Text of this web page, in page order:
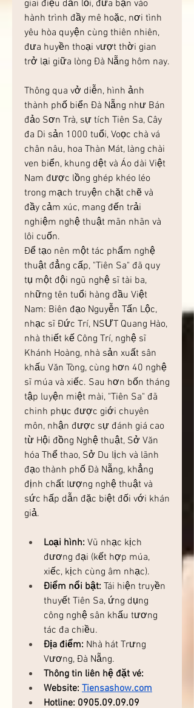
giai điệu dẫn lối, đưa bạn vào
hành trình đầy mê hoặc, nơi tình
yêu hòa quyện cùng thiên nhiên,
đưa huyền thoại vượt thời gian
trở lại giữa lòng Đà Nẵng hôm nay.
Thông qua vở diễn, hình ảnh
thành phố biển Đà Nẵng như Bán
đảo Sơn Trà, sự tích Tiên Sa, Cây
đa Di sản 1000 tuổi, Voọc chà vá
chân nâu, hoa Thàn Mát, làng chài
ven biển, khung dệt và Áo dài Việt
Nam được lồng ghép khéo léo
trong mạch truyện chặt chẽ và
đầy cảm xúc, mang đến trải
nghiệm nghệ thuật mãn nhãn và
lôi cuốn.
Để tạo nên một tác phẩm nghệ
thuật đẳng cấp, "Tiên Sa" đã quy
tụ một đội ngũ nghệ sĩ tài ba,
những tên tuổi hàng đầu Việt
Nam: Biên đạo Nguyễn Tấn Lộc,
nhạc sĩ Đức Trí, NSƯT Quang Hào,
nhà thiết kế Công Trí, nghệ sĩ
Khánh Hoàng, nhà sản xuất sân
khấu Văn Tòng, cùng hơn 40 nghệ
sĩ múa và xiếc. Sau hơn bốn tháng
tập luyện miệt mài, "Tiên Sa" đã
chinh phục được giới chuyên
môn, nhận được sự đánh giá cao
từ Hội đồng Nghệ thuật, Sở Văn
hóa Thể thao, Sở Du lịch và lãnh
đạo thành phố Đà Nẵng, khẳng
định chất lượng nghệ thuật và
sức hấp dẫn đặc biệt đối với khán
giả.
Loại hình: Vũ nhạc kịch
đương đại (kết hợp múa,
xiếc, kịch cùng âm nhạc).
Điểm nổi bật: Tái hiện truyền
thuyết Tiên Sa, ứng dụng
công nghệ sân khấu tương
tác đa chiều.
Địa điểm: Nhà hát Trưng
Vương, Đà Nẵng.
Thông tin liên hệ đặt vé:
Website: Tiensashow.com
Hotline: 0905.09.09.09